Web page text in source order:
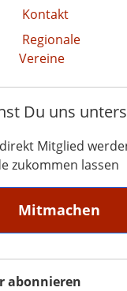
Kontakt
Regionale
Vereine
Du uns
Mitglied
zukommen lassen
Mitmachen
abonnieren